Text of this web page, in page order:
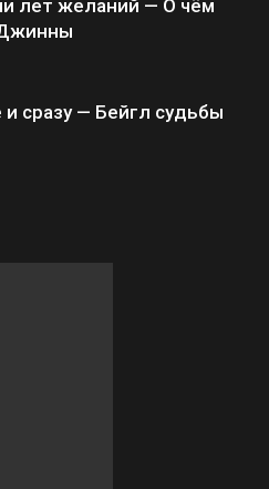
лет желаний — О чём
и сразу — Бейгл судьбы